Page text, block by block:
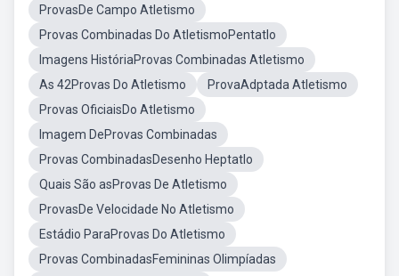
ProvasDe Campo Atletismo
Provas Combinadas Do AtletismoPentatlo
Imagens HistóriaProvas Combinadas Atletismo
As 42Provas Do Atletismo
ProvaAdptada Atletismo
Provas OficiaisDo Atletismo
Imagem DeProvas Combinadas
Provas CombinadasDesenho Heptatlo
Quais São asProvas De Atletismo
ProvasDe Velocidade No Atletismo
Estádio ParaProvas Do Atletismo
Provas CombinadasFemininas Olimpíadas